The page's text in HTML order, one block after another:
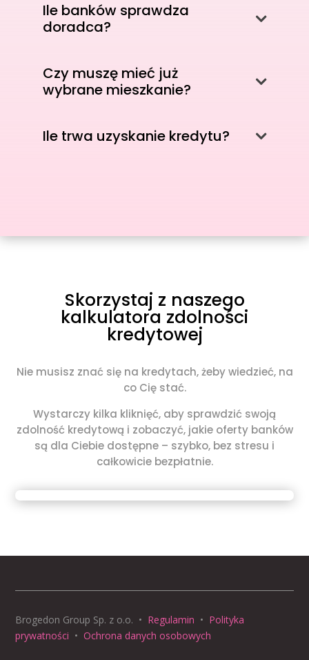
Ile banków sprawdza
doradca?
Czy muszę mieć już
wybrane mieszkanie?
Ile trwa uzyskanie kredytu?
Skorzystaj z naszego
kalkulatora zdolności
kredytowej
Nie musisz znać się na kredytach, żeby wiedzieć, na
co Cię stać.
Wystarczy kilka kliknięć, aby sprawdzić swoją
zdolność kredytową i zobaczyć, jakie oferty banków
są dla Ciebie dostępne – szybko, bez stresu i
całkowicie bezpłatnie.
Brogedon Group Sp. z o.o. • Regulamin • Polityka
prywatności • Ochrona danych osobowych